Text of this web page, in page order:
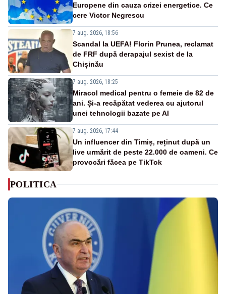
Europene din cauza crizei energetice. Ce
cere Victor Negrescu
7 aug. 2026, 18:56
Scandal la UEFA! Florin Prunea, reclamat
de FRF după derapajul sexist de la
Chișinău
7 aug. 2026, 18:25
Miracol medical pentru o femeie de 82 de
ani. Și-a recăpătat vederea cu ajutorul
unei tehnologii bazate pe AI
7 aug. 2026, 17:44
Un influencer din Timiș, reținut după un
live urmărit de peste 22.000 de oameni. Ce
provocări făcea pe TikTok
POLITICA